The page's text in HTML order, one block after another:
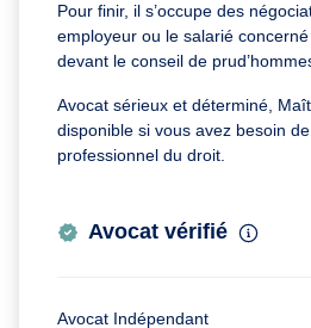
Pour finir, il s’occupe des
employeur ou le salarié
devant le conseil de
Avocat sérieux et déterminé,
disponible si vous avez besoin de
professionnel du droit.
Avocat vérifié
Avocat Indépendant